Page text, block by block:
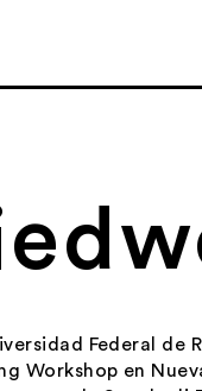
Federal de
Workshop en